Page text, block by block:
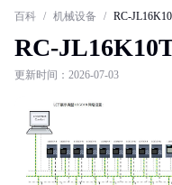
百科 / 机械设备 / RC-
RC-
更新时间：2026-07-03